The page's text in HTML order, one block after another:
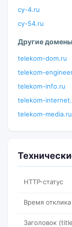
cy-4.ru
cy-54.ru
Другие домены
telekom-dom.ru
telekom-
telekom-info.ru
telekom-
telekom-media.ru
HTTP-статус
Время отклика
Заголовок